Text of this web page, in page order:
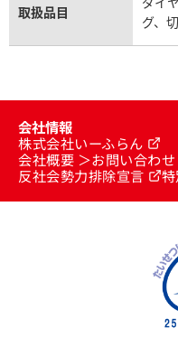
取扱品目
グ、
会社情報
株式会社いーふらん
会社概要
お問い合わせ
反社会勢力排除宣言